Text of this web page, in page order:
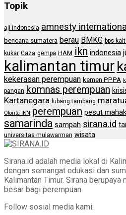
Topik
aji indonesia amnesty international
bencana sumatera berau BMKG bps
kukar Gaza gempa HAM ikn indonesia
kalimantan timur
kekerasan perempuan kemen PPPA
pangan komnas perempuan
Kartanegara lubang tambang
Otorita IKN perempuan pesut
samarinda sampah sirana.id
universitas mulawarman wisata
Sirana.id adalah media lokal di
dengan semangat edukasi dan
Kalimantan Timur. Sirana berupaya
besar bagi perempuan.
Follow sosial media kami: